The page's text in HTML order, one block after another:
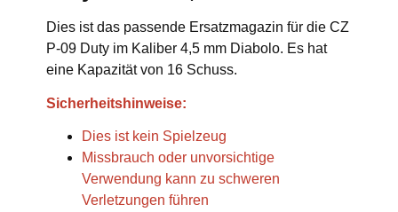
Dies ist das passende Ersatzmagazin für die CZ
P-09 Duty im Kaliber 4,5 mm Diabolo. Es hat
eine Kapazität von 16 Schuss.
Sicherheitshinweise:
Dies ist kein Spielzeug
Missbrauch oder unvorsichtige
Verwendung kann zu schweren
Verletzungen führen